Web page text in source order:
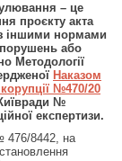
– це
проєкту акта
з іншими нормами
або
Методології
Наказом
№470/20
№
експертизи.
476/8442, на